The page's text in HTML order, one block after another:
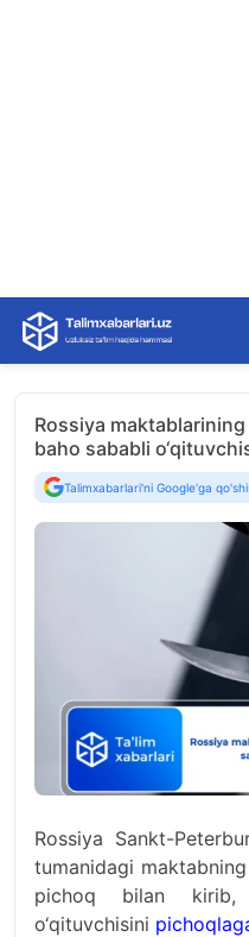
Skip
content
Rossiya
baho sababli
Talimxabarlari'ni Google'ga
Rossiya Sankt-
tumanidagi
pichoq bilan kirib,
o‘qituvchisini